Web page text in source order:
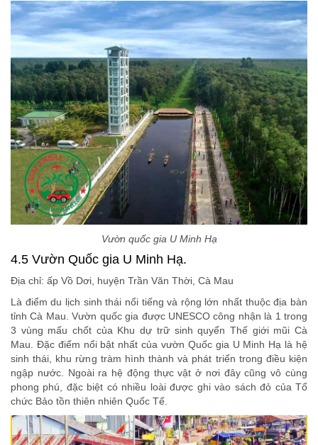
Vườn quốc gia U Minh Hạ
4.5 Vườn Quốc gia U Minh Hạ.
Địa chỉ: ấp Vồ Dơi, huyện Trần Văn Thời, Cà Mau
Là điểm du lịch sinh thái nổi tiếng và rộng lớn nhất thuộc địa bàn
tỉnh Cà Mau. Vườn quốc gia được UNESCO công nhận là 1 trong
3 vùng mấu chốt của Khu dự trữ sinh quyển Thế giới mũi Cà
Mau. Đặc điểm nổi bật nhất của vườn Quốc gia U Minh Hạ là hệ
sinh thái, khu rừng tràm hình thành và phát triển trong điều kiện
ngập nước. Ngoài ra hệ động thực vật ở nơi đây cũng vô cùng
phong phú, đặc biệt có nhiều loài được ghi vào sách đỏ của Tổ
chức Bảo tồn thiên nhiên Quốc Tế.